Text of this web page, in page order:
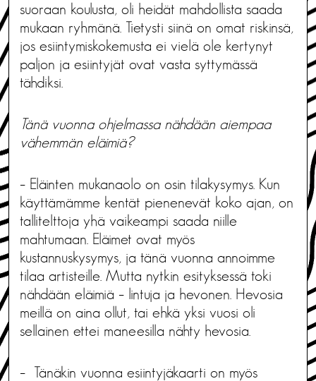
suoraan koulusta, oli heidät mahdollista saada
mukaan ryhmänä. Tietysti siinä on omat riskinsä,
jos esiintymiskokemusta ei vielä ole kertynyt
paljon ja esiintyjät ovat vasta syttymässä
tähdiksi.
Tänä vuonna ohjelmassa nähdään aiempaa
vähemmän eläimiä?
– Eläinten mukanaolo on osin tilakysymys. Kun
käyttämämme kentät pienenevät koko ajan, on
tallitelttoja yhä vaikeampi saada niille
mahtumaan. Eläimet ovat myös
kustannuskysymys, ja tänä vuonna annoimme
tilaa artisteille. Mutta nytkin esityksessä toki
nähdään eläimiä – lintuja ja hevonen. Hevosia
meillä on aina ollut, tai ehkä yksi vuosi oli
sellainen ettei maneesilla nähty hevosia.
– Tänäkin vuonna esiintyjäkaarti on myös